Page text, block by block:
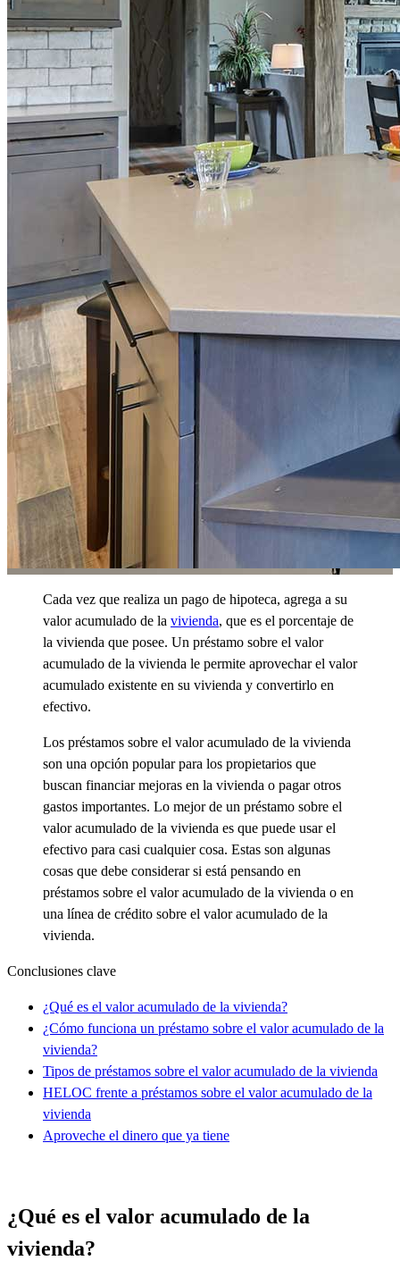
Cada vez que realiza un pago de hipoteca, agrega a su
valor acumulado de la vivienda, que es el porcentaje de
la vivienda que posee. Un préstamo sobre el valor
acumulado de la vivienda le permite aprovechar el valor
acumulado existente en su vivienda y convertirlo en
efectivo.
Los préstamos sobre el valor acumulado de la vivienda
son una opción popular para los propietarios que
buscan financiar mejoras en la vivienda o pagar otros
gastos importantes. Lo mejor de un préstamo sobre el
valor acumulado de la vivienda es que puede usar el
efectivo para casi cualquier cosa. Estas son algunas
cosas que debe considerar si está pensando en
préstamos sobre el valor acumulado de la vivienda o en
una línea de crédito sobre el valor acumulado de la
vivienda.
Conclusiones clave
¿Qué es el valor acumulado de la vivienda?
¿Cómo funciona un préstamo sobre el valor acumulado de la
vivienda?
Tipos de préstamos sobre el valor acumulado de la vivienda
HELOC frente a préstamos sobre el valor acumulado de la
vivienda
Aproveche el dinero que ya tiene
¿Qué es el valor acumulado de la
vivienda?